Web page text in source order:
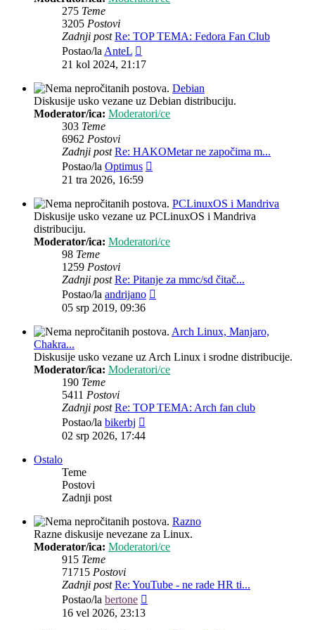
275 Teme
3205 Postovi
Zadnji post Re: TOP TEMA: Fedora Fan Club
Postao/laAnteL
post
21 kol 2024, 21:17
Debian
Diskusije usko vezane uz Debian distribuciju.
Moderator/ica: Moderatori/ce
303 Teme
6962 Postovi
Zadnji post Re: HAKOMetar ne započima m...
Postao/la Optimus
21 tra 2026, 16:59
PCLinuxOS i Mandriva
Diskusije usko vezane uz PCLinuxOS i Mandriva
distribuciju.
Moderator/ica: Moderatori/ce
98 Teme
1259 Postovi
Zadnji post Re: Pitanje za mmc/sd čitač...
Postao/la andrijano
05 srp 2019, 09:36
Arch Linux, Manjaro,
Chakra...
Diskusije usko vezane uz Arch Linux i srodne distribucije.
Moderator/ica: Moderatori/ce
190 Teme
5411 Postovi
Zadnji post Re: TOP TEMA: Arch fan club
Postao/la bikerbj
02 srp 2026, 17:44
Ostalo
Teme
Postovi
Zadnji post
Razno
Razne diskusije nevezane za Linux.
Moderator/ica: Moderatori/ce
915 Teme
71715 Postovi
Zadnji post Re: YouTube - ne rade HR ti...
Postao/la bertone
16 vel 2026, 23:13